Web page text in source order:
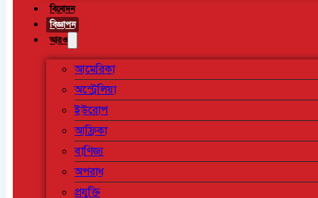
বিনোদন
বিজ্ঞাপন
আরও
আমেরিকা
অস্ট্রেলিয়া
ইউরোপ
আফ্রিকা
বাণিজ্য
অপরাধ
প্রযুক্তি